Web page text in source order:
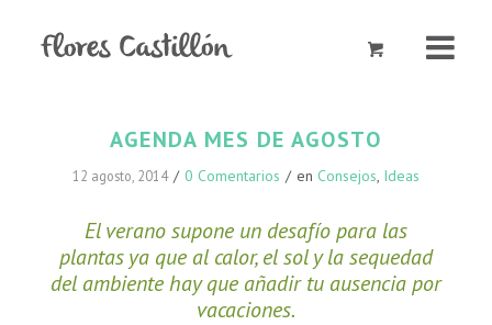
AGENDA MES DE AGOSTO
12 agosto, 2014 / 0 Comentarios / en Consejos, Ideas
El verano supone un desafío para las
plantas ya que al calor, el sol y la sequedad
del ambiente hay que añadir tu ausencia por
vacaciones.